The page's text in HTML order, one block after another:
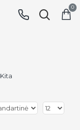
0
Kita